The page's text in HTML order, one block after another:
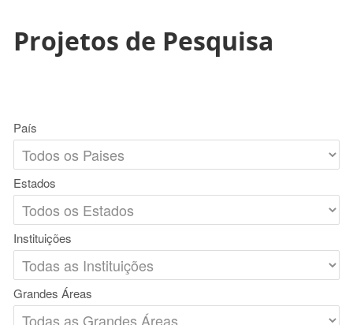
Projetos de Pesquisa
País
Estados
Instituições
Grandes Áreas